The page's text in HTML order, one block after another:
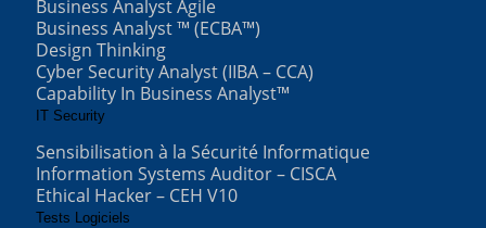
Business Analyst Agile
Business Analyst ™ (ECBA™)
Design Thinking
Cyber Security Analyst (IIBA – CCA)
Capability In Business Analyst™
IT Security
Sensibilisation à la Sécurité Informatique
Information Systems Auditor – CISCA
Ethical Hacker – CEH V10
Tests Logiciels